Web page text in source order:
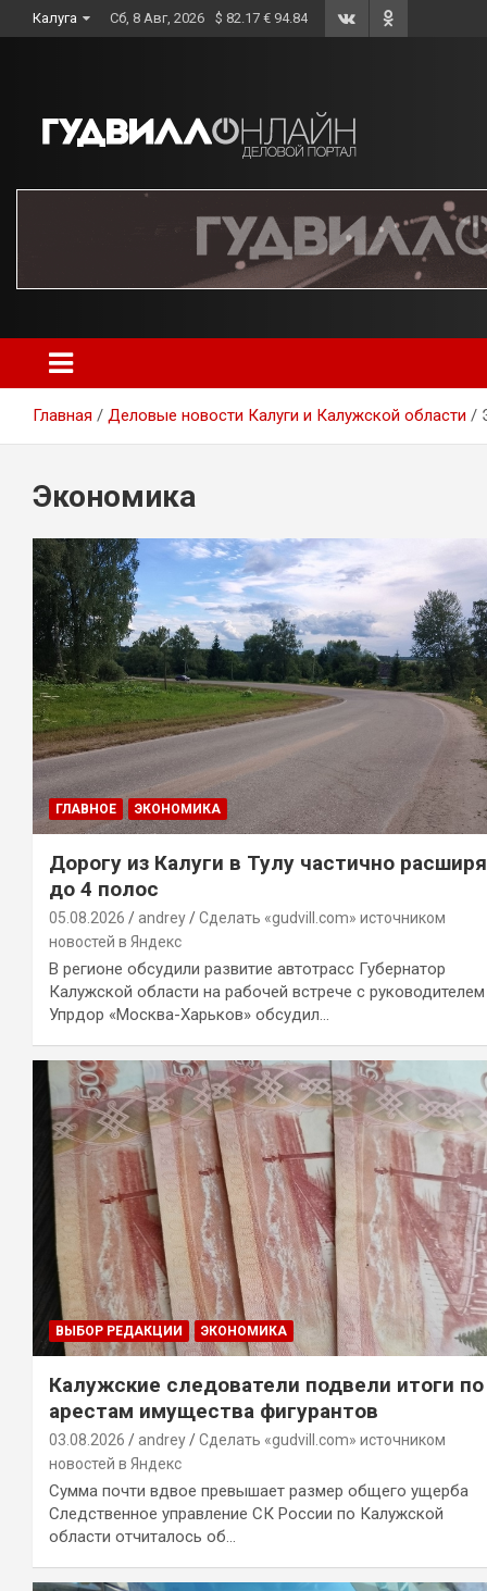
to
Калуга Сб, 8 Авг, 2026 $ 82.17 € 94.84
Главная Деловые новости Калуги и Калужской области
Экономика
ГЛАВНОЕ ЭКОНОМИКА
Дорогу из Калуги в Тулу частично
до 4 полос
05.08.2026 andrey
Сделать «gudvill.com» источником
новостей в Яндекс
В регионе обсудили развитие автотрасс Губернатор
Калужской области на рабочей встрече с руководителем
Упрдор «Москва-Харьков» обсудил…
ВЫБОР РЕДАКЦИИ ЭКОНОМИКА
Калужские следователи подвели итоги по
арестам имущества фигурантов
03.08.2026 andrey
Сделать «gudvill.com» источником
новостей в Яндекс
Сумма почти вдвое превышает размер общего ущерба
Следственное управление СК России по Калужской
области отчиталось об…